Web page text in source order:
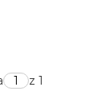
z 1